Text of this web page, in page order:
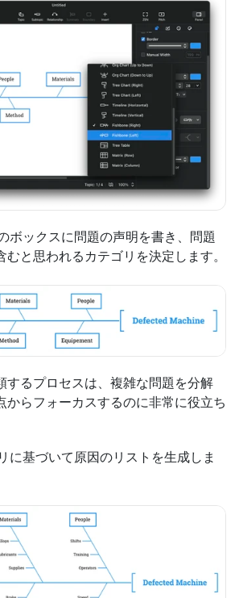
ボックスに問題の声明を書き、問題
と思われるカテゴリを決定します。
するプロセスは、複雑な問題を分解
からフォーカスするのに非常に役立ち
に基づいて原因のリストを生成しま